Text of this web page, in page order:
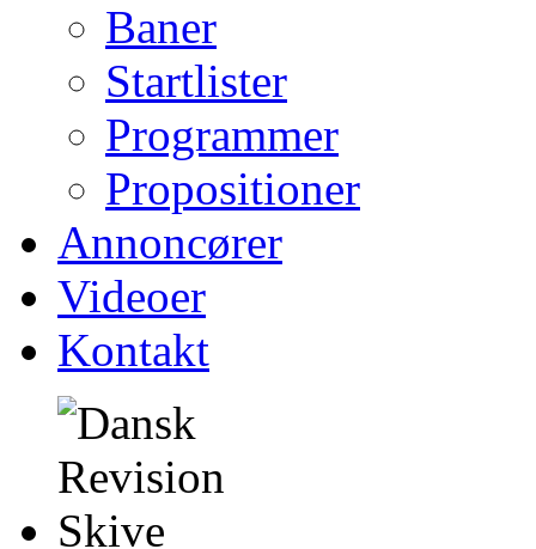
Baner
Startlister
Programmer
Propositioner
Annoncører
Videoer
Kontakt